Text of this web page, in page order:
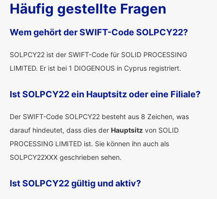
Häufig gestellte Fragen
Wem gehört der SWIFT-Code SOLPCY22?
SOLPCY22 ist der SWIFT-Code für SOLID PROCESSING
LIMITED. Er ist bei 1 DIOGENOUS in Cyprus registriert.
Ist SOLPCY22 ein Hauptsitz oder eine Filiale?
Der SWIFT-Code SOLPCY22 besteht aus 8 Zeichen, was
darauf hindeutet, dass dies der Hauptsitz von SOLID
PROCESSING LIMITED ist. Sie können ihn auch als
SOLPCY22XXX geschrieben sehen.
Ist SOLPCY22 gültig und aktiv?